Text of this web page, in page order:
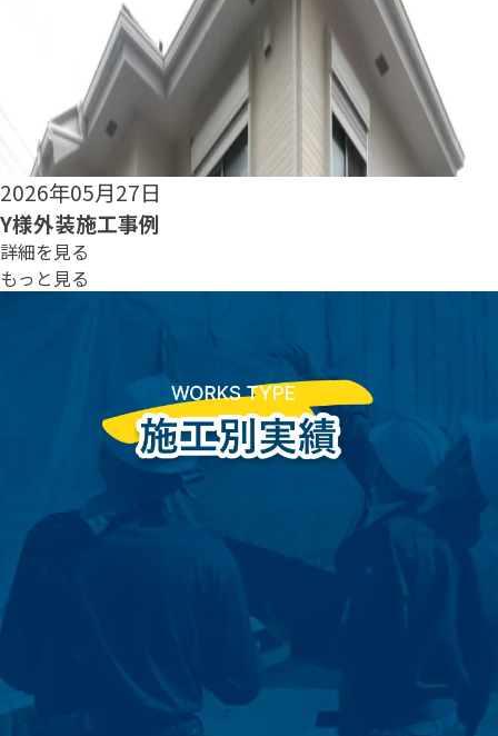
2026年05月25日
S様外装施工事例
詳細を見る
もっと見る